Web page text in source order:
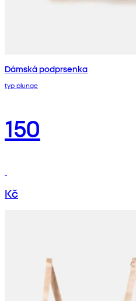
Dámská podprsenka
typ plunge
150
Kč